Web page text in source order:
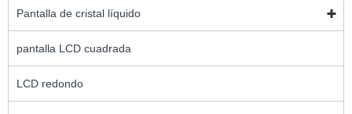
Pantalla de cristal líquido
pantalla LCD cuadrada
LCD redondo